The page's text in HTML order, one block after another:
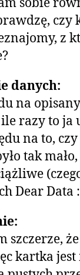
czy
z
danych:
na
razy to ja
na to,
tak
Dear Data
szczerze,
kartka